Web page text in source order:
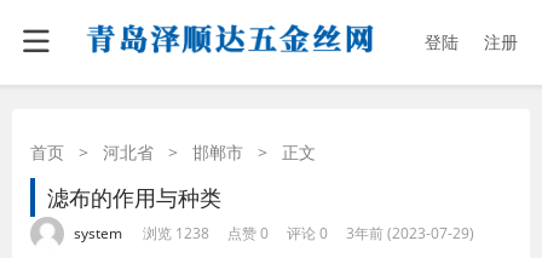
登陆 注册
首页 > 河北省 > 邯郸市 > 正文
滤布的作用与种类
system 浏览 1238 点赞 0 评论 0 3年前 (2023-07-29)